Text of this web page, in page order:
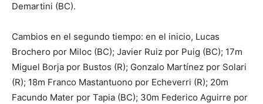
Demartini (BC).
Cambios en el segundo tiempo: en el inicio, Lucas
Brochero por Miloc (BC); Javier Ruiz por Puig (BC); 17m
Miguel Borja por Bustos (R); Gonzalo Martínez por Solari
(R); 18m Franco Mastantuono por Echeverri (R); 20m
Facundo Mater por Tapia (BC); 30m Federico Aguirre por